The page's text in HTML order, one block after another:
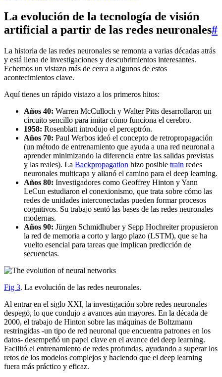
La evolución de la tecnología de visión
artificial a partir de las redes neuronales#
La historia de las redes neuronales se remonta a varias décadas atrás
y está llena de investigaciones y descubrimientos interesantes.
Echemos un vistazo más de cerca a algunos de estos
acontecimientos clave.
Aquí tienes un rápido vistazo a los primeros hitos:
Años 40: Warren McCulloch y Walter Pitts desarrollaron un
circuito sencillo para imitar cómo funciona el cerebro.
1958: Rosenblatt introdujo el perceptrón.
Años 70: Paul Werbos ideó el concepto de retropropagación
(un método de entrenamiento que ayuda a una red neuronal a
aprender minimizando la diferencia entre las salidas previstas
y las reales). La Backpropagation hizo posible train redes
neuronales multicapa y allanó el camino para el deep learning.
Años 80: Investigadores como Geoffrey Hinton y Yann
LeCun estudiaron el conexionismo, que trata sobre cómo las
redes de unidades interconectadas pueden formar procesos
cognitivos. Su trabajo sentó las bases de las redes neuronales
modernas.
Años 90: Jürgen Schmidhuber y Sepp Hochreiter propusieron
la red de memoria a corto y largo plazo (LSTM), que se ha
vuelto esencial para tareas que implican predicción de
secuencias.
Fig 3. La evolución de las redes neuronales.
Al entrar en el siglo XXI, la investigación sobre redes neuronales
despegó, lo que condujo a avances aún mayores. En la década de
2000, el trabajo de Hinton sobre las máquinas de Boltzmann
restringidas -un tipo de red neuronal que encuentra patrones en los
datos- desempeñó un papel clave en el avance del deep learning.
Facilitó el entrenamiento de redes profundas, ayudando a superar los
retos de los modelos complejos y haciendo que el deep learning
fuera más práctico y eficaz.